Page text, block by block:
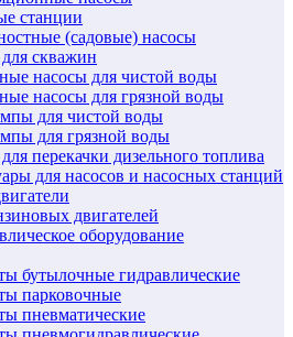
станции
(садовые) насосы
скважин
насосы для чистой воды
насосы для грязной воды
для чистой воды
для грязной воды
перекачки дизельного топлива
для насосов и насосных станций
двигателей
оборудование
бутылочные гидравлические
парковочные
пневматические